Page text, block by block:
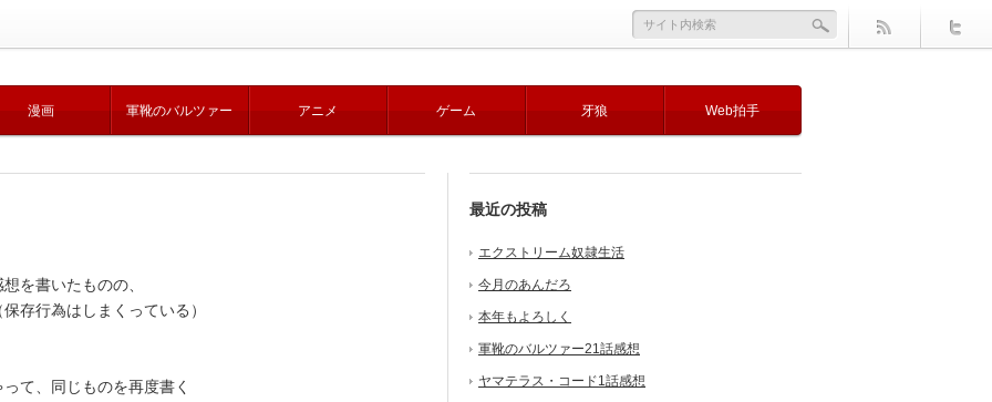
漫画 軍靴のバルツァー アニメ ゲーム 牙狼 Web拍手
を書いたものの、
存行為はしまくっている）
て、同じものを再度書く
最近の投稿
エクストリーム奴隷生活
今月のあんだろ
本年もよろしく
軍靴のバルツァー21話感想
ヤマテラス・コード1話感想